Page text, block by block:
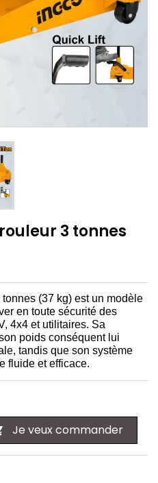
3 tonnes
(37 kg) est un modèle
en toute sécurité des
4x4 et utilitaires. Sa
poids conséquent lui
tandis que son système
fluide et efficace.
Je veux commander